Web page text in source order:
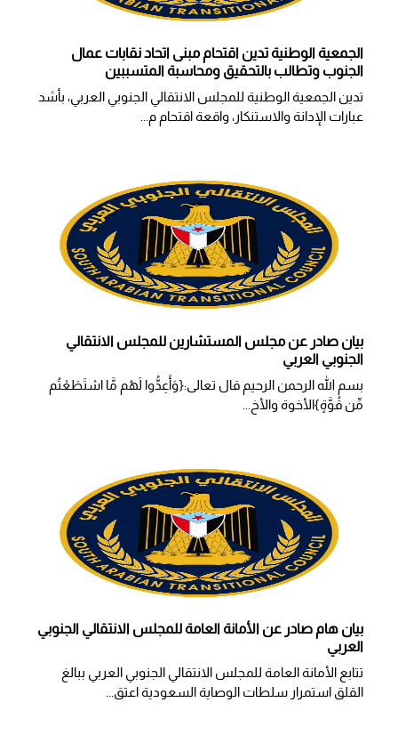
الجمعية الوطنية تدين اقتحام مبنى اتحاد نقابات عمال
الجنوب وتطالب بالتحقيق ومحاسبة المتسببين
تدين الجمعية الوطنية للمجلس الانتقالي الجنوبي العربي، بأشد
عبارات الإدانة والاستنكار، واقعة اقتحام م...
بيان صادر عن مجلس المستشارين للمجلس الانتقالي
الجنوبي العربي
بسم الله الرحمن الرحيم قال تعالى:{وَأَعِدُّوا لَهُم مَّا اسْتَطَعْتُم
مِّن قُوَّةٍ}الأخوة والأخ...
بيان هام صادر عن الأمانة العامة للمجلس الانتقالي الجنوبي
العربي
تتابع الأمانة العامة للمجلس الانتقالي الجنوبي العربي ببالغ
القلق استمرار سلطات الوصاية السعودية اعتق...